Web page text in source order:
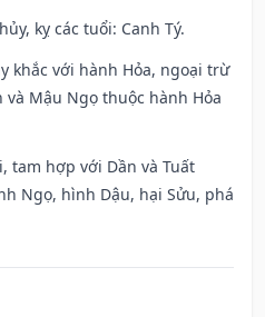
kỵ các tuổi: Canh Tý.
khắc với hành Hỏa, ngoại trừ
và Mậu Ngọ thuộc hành Hỏa
tam hợp với Dần và Tuất
Ngọ, hình Dậu, hại Sửu, phá